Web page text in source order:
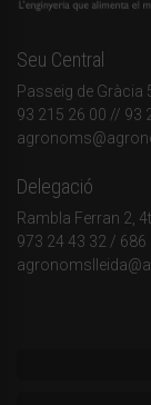
Seu Central
Passeig de Gràcia
93 215 26 00 // 93
Delegació
Rambla Ferran 2,
973 24 43 32 / 686